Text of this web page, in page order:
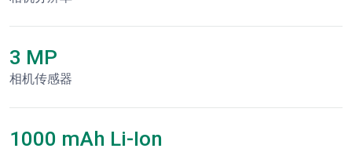
3 MP
相机传感器
1000 mAh Li-Ion